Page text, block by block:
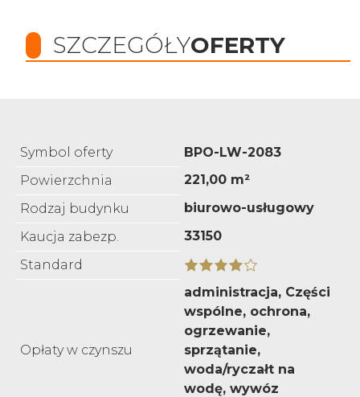
SZCZEGÓŁYOFERTY
Symbol oferty
BPO-LW-2083
Powierzchnia
221,00 m²
Rodzaj budynku
biurowo-usługowy
Kaucja zabezp.
33150
Standard
Opłaty w czynszu
administracja, Części
wspólne, ochrona,
ogrzewanie,
sprzątanie,
woda/ryczałt na
wodę, wywóz